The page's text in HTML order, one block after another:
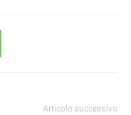
Articolo successivo